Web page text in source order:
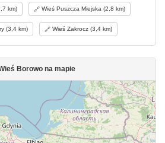
km) Wieś Puszcza Miejska (2,8 km)
(3,4 km) Wieś Zakrocz (3,4 km)
Borowo na mapie